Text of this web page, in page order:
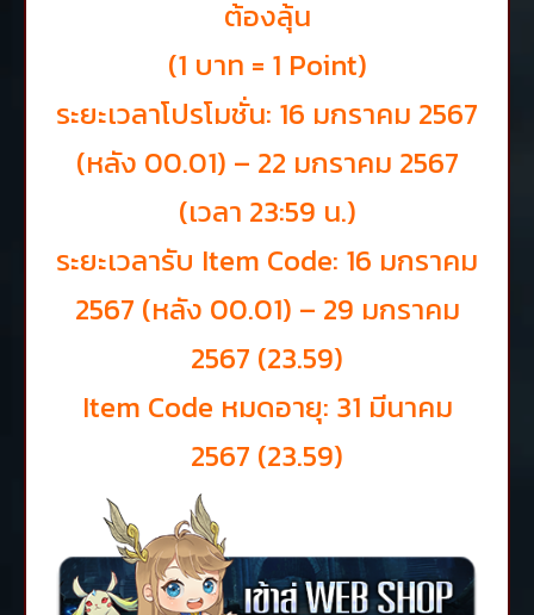
ต้องลุ้น
(1 บาท = 1 Point)
ระยะเวลาโปรโมชั่น: 16 มกราคม 2567
(หลัง 00.01) – 22 มกราคม 2567
(เวลา 23:59 น.)
ระยะเวลารับ Item Code: 16 มกราคม
2567 (หลัง 00.01) – 29 มกราคม
2567 (23.59)
Item Code หมดอายุ: 31 มีนาคม
2567 (23.59)